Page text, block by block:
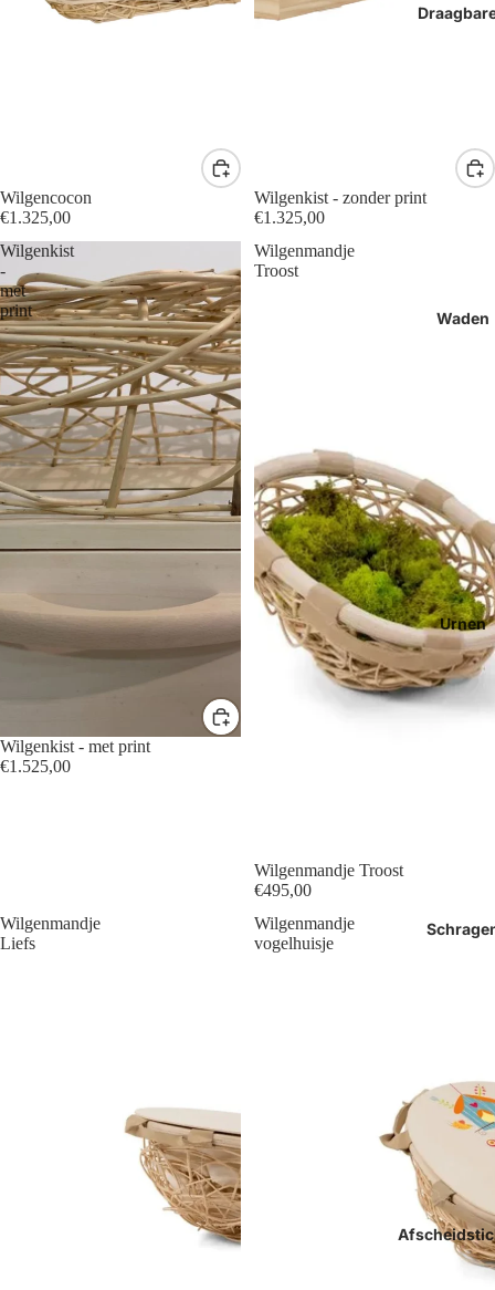
Waden
Urnen
Wilgencocon
€1.325,00
Wilgenkist - zonder print
€1.325,00
Wilgenkist
-
met
print
Wilgenkist - met print
€1.525,00
Wilgenmandje
Troost
Wilgenmandje Troost
€495,00
Wilgenmandje
Liefs
Wilgenmandje
vogelhuisje